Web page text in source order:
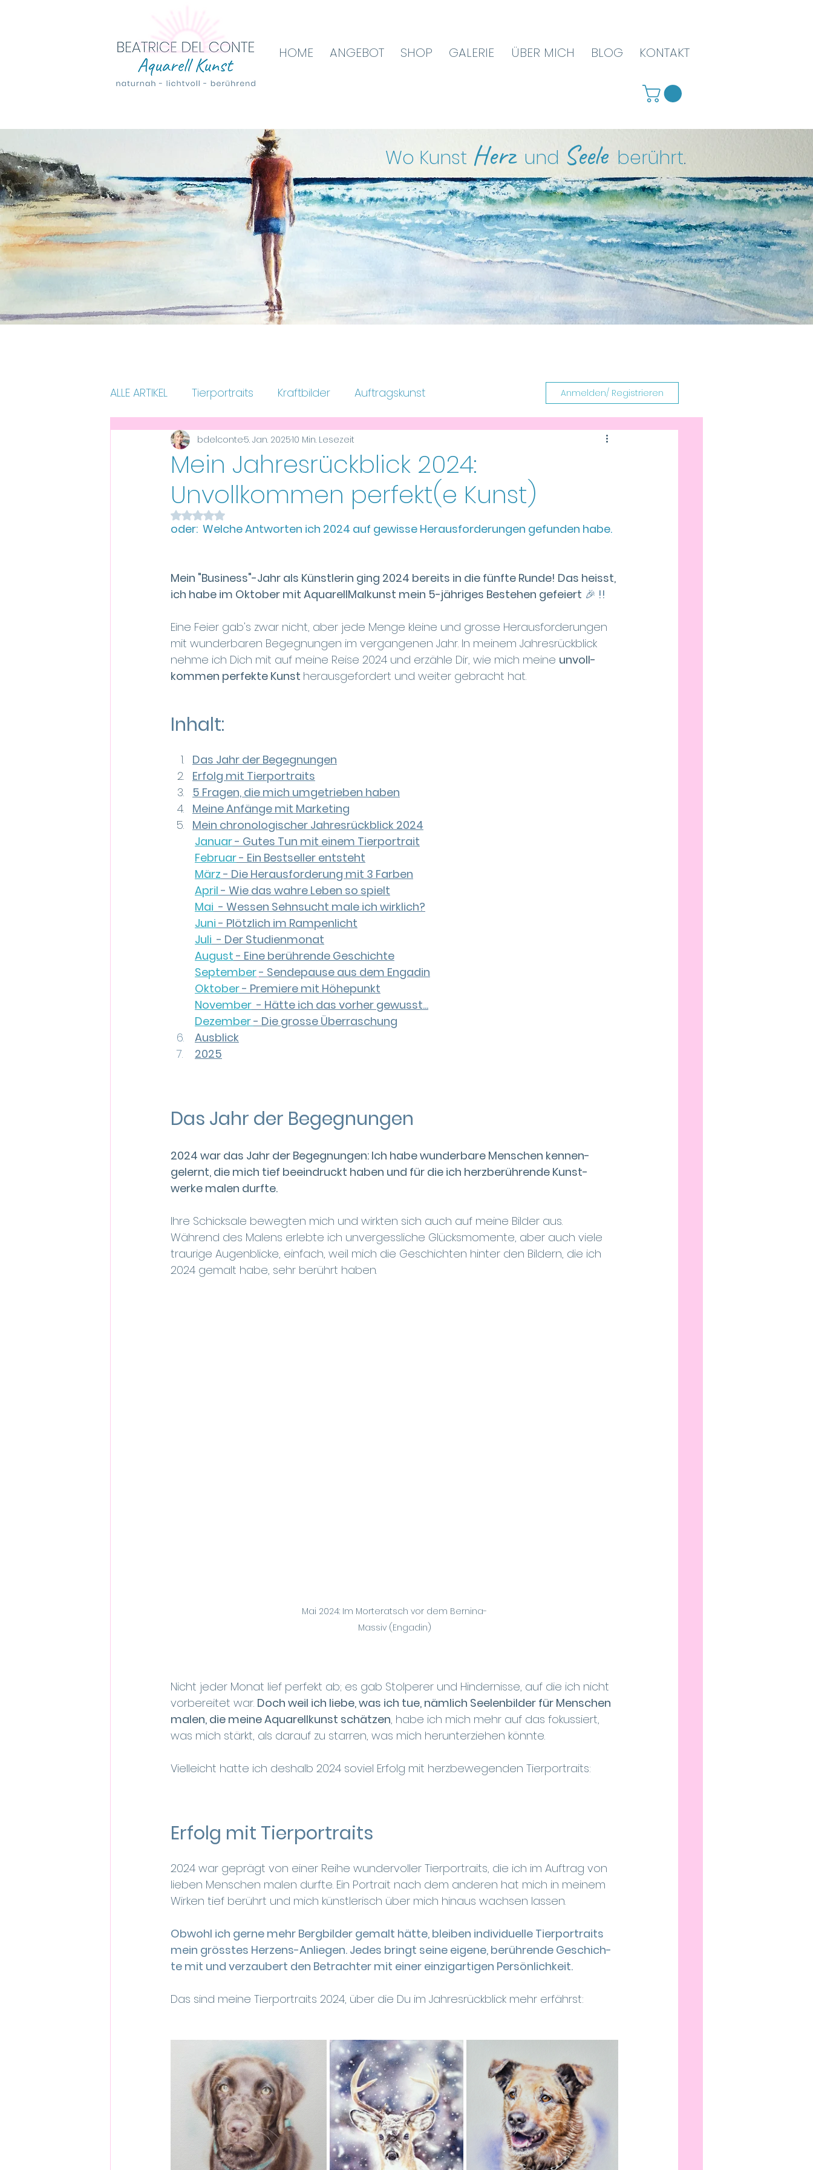
HOME ANGEBOT SHOP GALERIE ÜBER MICH BLOG KONTAKT
Wo Kunst Herz und Seele berührt.
ALLE ARTIKEL Tierportraits Kraftbilder Auftragskunst
Aus dem Atelier Persönliches Rückblicke
Anmelden/ Registrieren
Mein Jahresrückblick 2024:
Unvollkommen perfekt(e Kunst)
bdelconte5. Jan. 202510 Min. Lesezeit
Mit NaN von 5 Sternen bewertet.
oder: Welche Antworten ich 2024 auf gewisse Herausforderungen gefunden habe.
Mein "Business"-Jahr als Künstlerin ging 2024 bereits in die fünfte Runde! Das heisst,
ich habe im Oktober mit AquarellMalkunst mein 5-jähriges Bestehen gefeiert 🎉 !!
Eine Feier gab's zwar nicht, aber jede Menge kleine und grosse Herausforderungen
mit wunderbaren Begegnungen im vergangenen Jahr. In meinem Jahresrückblick
nehme ich Dich mit auf meine Reise 2024 und erzähle Dir, wie mich meine unvoll-
kommen perfekte Kunst herausgefordert und weiter gebracht hat.
Inhalt:
Das Jahr der Begegnungen
Erfolg mit Tierportraits
5 Fragen, die mich umgetrieben haben
Meine Anfänge mit Marketing
Mein chronologischer Jahresrückblick 2024
Januar - Gutes Tun mit einem Tierportrait
Februar - Ein Bestseller entsteht
März - Die Herausforderung mit 3 Farben
April - Wie das wahre Leben so spielt
Mai
  - Wessen Sehnsucht male ich wirklich?
Juni - Plötzlich im Rampenlicht
Juli - Der Studienmonat
August - Eine berührende Geschichte
September- Sendepause aus dem Engadin
Oktober - Premiere mit Höhepunkt
November
  - Hätte ich das vorher gewusst...
Dezember - Die grosse Überraschung
Ausblick
2025
Das Jahr der Begegnungen
2024 war das Jahr der Begegnungen: Ich habe wunderbare Menschen kennen-
gelernt, die mich tief beeindruckt haben und für die ich herzberührende Kunst-
werke malen durfte.
Ihre Schicksale bewegten mich und wirkten sich auch auf meine Bilder aus.
Während des Malens erlebte ich unvergessliche Glücksmomente, aber auch viele
traurige Augenblicke, einfach, weil mich die Geschichten hinter den Bildern, die ich
2024 gemalt habe, sehr berührt haben.
Mai 2024: Im Morteratsch vor dem Bernina-
Massiv (Engadin)
Nicht jeder Monat lief perfekt ab; es gab Stolperer und Hindernisse, auf die ich nicht
vorbereitet war. Doch weil ich liebe, was ich tue, nämlich Seelenbilder für Menschen
malen, die meine Aquarellkunst schätzen, habe ich mich mehr auf das fokussiert,
was mich stärkt, als darauf zu starren, was mich herunterziehen könnte.
Vielleicht hatte ich deshalb 2024 soviel Erfolg mit herzbewegenden Tierportraits:
Erfolg mit Tierportraits
2024 war geprägt von einer Reihe wundervoller Tierportraits, die ich im Auftrag von
lieben Menschen malen durfte. Ein Portrait nach dem anderen hat mich in meinem
Wirken tief berührt und mich künstlerisch über mich hinaus wachsen lassen.
Obwohl ich gerne mehr Bergbilder gemalt hätte, bleiben individuelle Tierportraits
mein grösstes Herzens-Anliegen. Jedes bringt seine eigene, berührende Geschich-
te mit und verzaubert den Betrachter mit einer einzigartigen Persönlichkeit.
Das sind meine Tierportraits 2024, über die Du im Jahresrückblick mehr erfährst: